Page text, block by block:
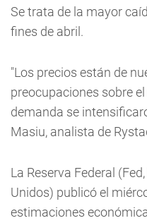
Se trata de la mayor
fines de abril.
"Los precios están de
preocupaciones sobre
demanda se
Masiu, analista de
La Reserva Federal
Unidos) publicó el
estimaciones